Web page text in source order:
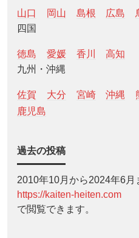
山口 岡山 島根 広島
四国
徳島 愛媛 香川
高知
九州・沖縄
佐賀 大分 宮崎 沖縄
鹿児島
過去の投稿
2010年10月から2024年6月
https://kaiten-heiten.com
で閲覧できます。